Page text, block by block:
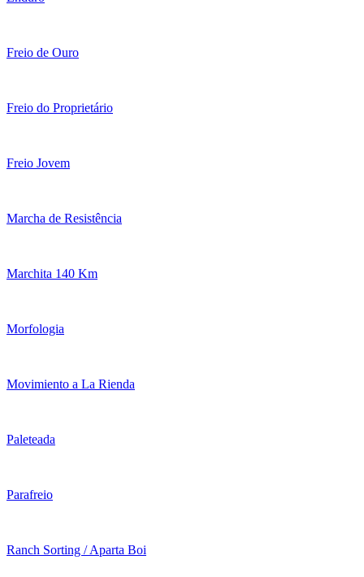
Freio de Ouro
Freio do Proprietário
Freio Jovem
Marcha de Resistência
Marchita 140 Km
Morfologia
Movimiento a La Rienda
Paleteada
Parafreio
Ranch Sorting / Aparta Boi